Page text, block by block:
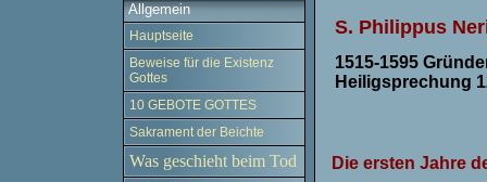
Allgemein
Hauptseite
Beweise für die Existenz
Gottes
10 GEBOTE GOTTES
Sakrament der Beichte
Was geschieht beim Tod
S. Philippus
1515-1595
Heiligsprechung
Die ersten Jahre